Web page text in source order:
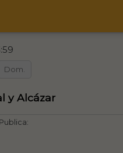
Dom.
y Alcázar